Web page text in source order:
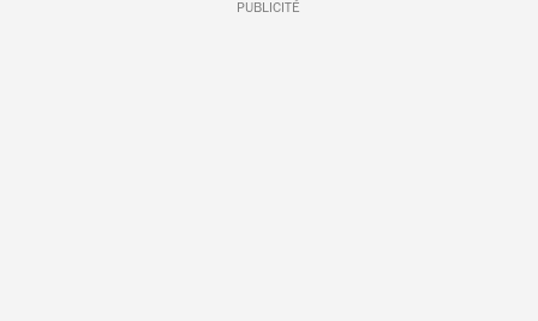
PUBLICITÉ